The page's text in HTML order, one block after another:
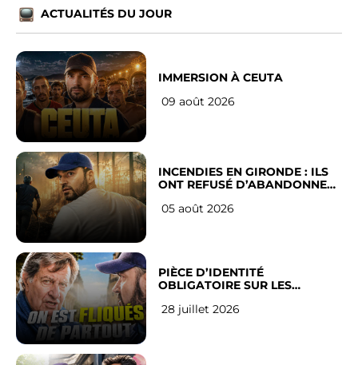
ACTUALITÉS DU JOUR
IMMERSION À CEUTA
09 août 2026
INCENDIES EN GIRONDE : ILS
ONT REFUSÉ D’ABANDONNER
05 août 2026
PIÈCE D’IDENTITÉ
OBLIGATOIRE SUR LES
Français
28 juillet 2026